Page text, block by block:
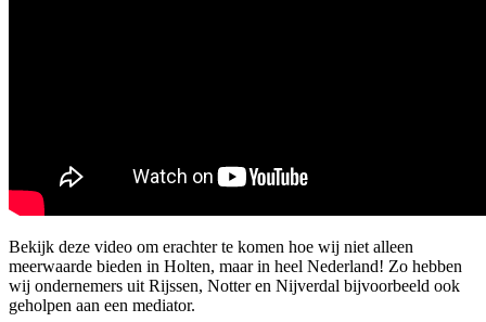
Bekijk deze video om erachter te komen hoe wij niet alleen
meerwaarde bieden in Holten, maar in heel Nederland! Zo hebben
wij ondernemers uit Rijssen, Notter en Nijverdal bijvoorbeeld ook
geholpen aan een mediator.